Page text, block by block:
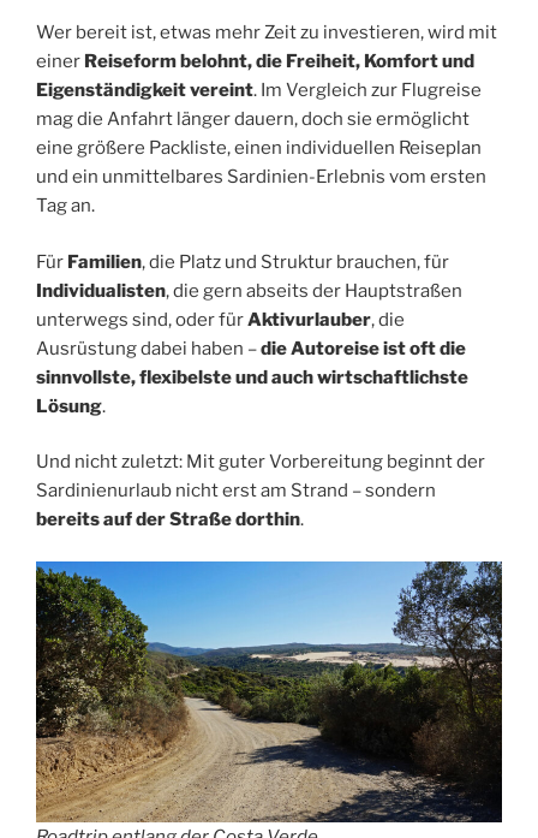
Wer bereit ist, etwas mehr Zeit zu investieren, wird mit
einer Reiseform belohnt, die Freiheit, Komfort und
Eigenständigkeit vereint. Im Vergleich zur Flugreise
mag die Anfahrt länger dauern, doch sie ermöglicht
eine größere Packliste, einen individuellen Reiseplan
und ein unmittelbares Sardinien-Erlebnis vom ersten
Tag an.
Für Familien, die Platz und Struktur brauchen, für
Individualisten, die gern abseits der Hauptstraßen
unterwegs sind, oder fürAktivurlauber, die
Ausrüstung dabei haben –die Autoreise ist oft die
sinnvollste, flexibelste und auch wirtschaftlichste
Lösung.
Und nicht zuletzt: Mit guter Vorbereitung beginnt der
Sardinienurlaub nicht erst am Strand – sondern
bereits auf der Straße dorthin.